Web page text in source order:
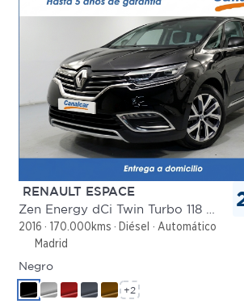
RENAULT ESPACE
2016 170.000kms Diésel
Automático
Madrid
Negro
+2